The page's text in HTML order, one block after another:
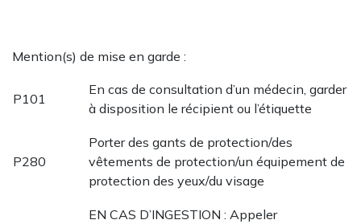
Mention(s) de mise en garde :
P101
En cas de consultation d’un médecin, garder
à disposition le récipient ou l’étiquette
P280
Porter des gants de protection/des
vêtements de protection/un équipement de
protection des yeux/du visage
EN CAS D’INGESTION : Appeler